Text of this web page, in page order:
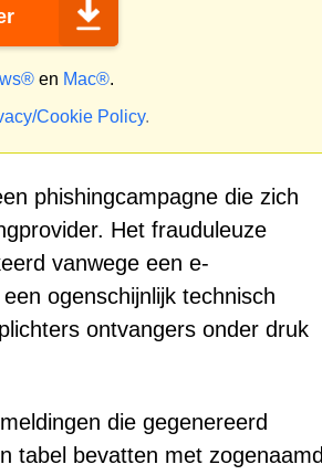
en Mac®.
Cookie Policy.
phishingcampagne die zich
Het frauduleuze
vanwege een e-
ogenschijnlijk technisch
ontvangers onder druk
die gegenereerd
tabel bevatten met zogenaamd